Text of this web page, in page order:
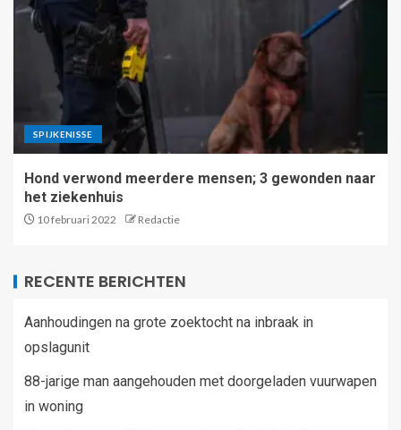
SPIJKENISSE
Hond verwond meerdere mensen; 3 gewonden naar
het ziekenhuis
10 februari 2022 Redactie
RECENTE BERICHTEN
Aanhoudingen na grote zoektocht na inbraak in
opslagunit
88-jarige man aangehouden met doorgeladen vuurwapen
in woning